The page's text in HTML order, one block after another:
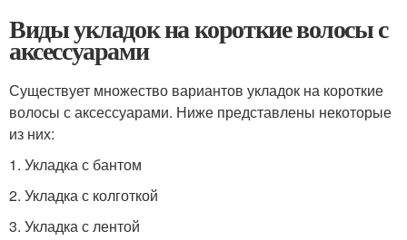
Виды укладок на короткие волосы с
аксессуарами
Существует множество вариантов укладок на короткие
волосы с аксессуарами. Ниже представлены некоторые
из них:
1. Укладка с бантом
2. Укладка с колготкой
3. Укладка с лентой